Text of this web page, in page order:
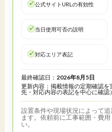
公式サイトURLの有効性
当日使用可否の説明
対応エリア表記
最終確認日： 2026年8月5日
更新内容：掲載情報の定期確認
先・対応内容の表記を中心に確認）
設置条件や現場状況によって
ます。依頼前に工事範囲・費
い。